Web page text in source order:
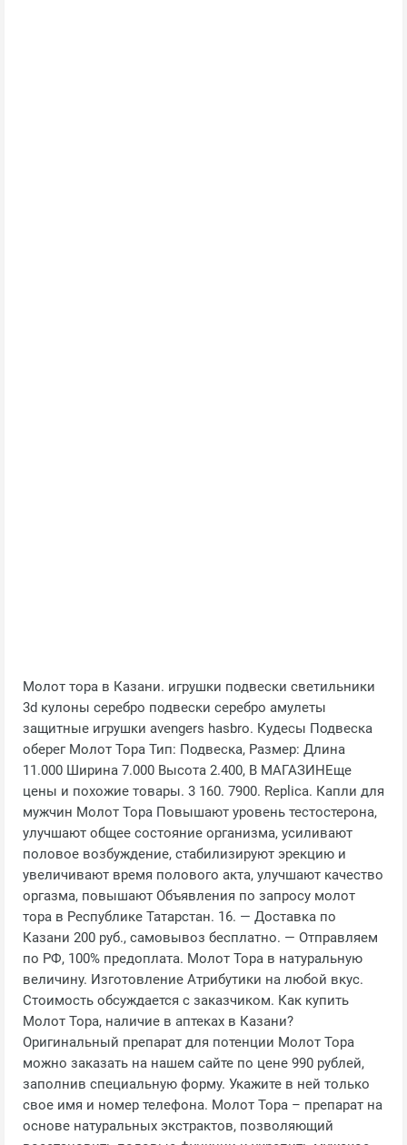
Молот тора в Казани. игрушки подвески светильники
3d кулоны серебро подвески серебро амулеты
защитные игрушки avengers hasbro. Кудесы Подвеска
оберег Молот Тора Тип: Подвеска, Размер: Длина
11.000 Ширина 7.000 Высота 2.400, В МАГАЗИНЕще
цены и похожие товары. 3 160. 7900. Replica. Капли для
мужчин Молот Тора Повышают уровень тестостерона,
улучшают общее состояние организма, усиливают
половое возбуждение, стабилизируют эрекцию и
увеличивают время полового акта, улучшают качество
оргазма, повышают Объявления по запросу молот
тора в Республике Татарстан. 16. — Доставка по
Казани 200 руб., самовывоз бесплатно. — Отправляем
по РФ, 100% предоплата. Молот Тора в натуральную
величину. Изготовление Атрибутики на любой вкус.
Стоимость обсуждается с заказчиком. Как купить
Молот Тора, наличие в аптеках в Казани?
Оригинальный препарат для потенции Молот Тора
можно заказать на нашем сайте по цене 990 рублей,
заполнив специальную форму. Укажите в ней только
свое имя и номер телефона. Молот Тора – препарат на
основе натуральных экстрактов, позволяющий